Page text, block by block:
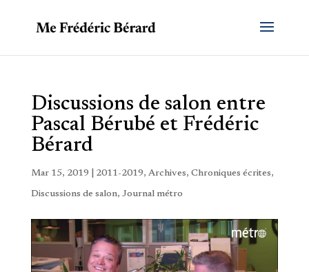
Discussions de salon entre
Pascal Bérubé et Frédéric
Bérard
Mar 15, 2019 2011-2019, Archives, Chroniques écrites,
Discussions de salon, Journal métro